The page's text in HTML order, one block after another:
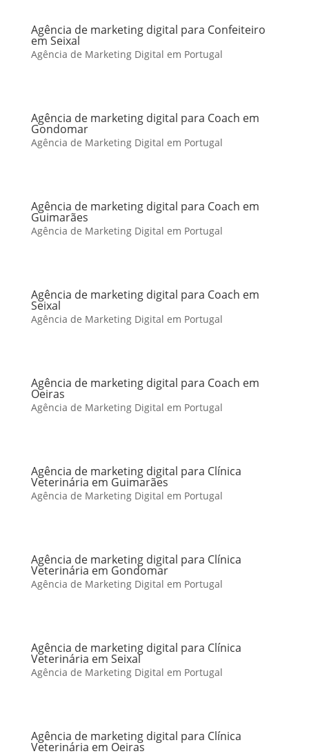
Agência de marketing digital para Confeiteiro
em Seixal
Agência de Marketing Digital em Portugal
Agência de marketing digital para Coach em
Gondomar
Agência de Marketing Digital em Portugal
Agência de marketing digital para Coach em
Guimarães
Agência de Marketing Digital em Portugal
Agência de marketing digital para Coach em
Seixal
Agência de Marketing Digital em Portugal
Agência de marketing digital para Coach em
Oeiras
Agência de Marketing Digital em Portugal
Agência de marketing digital para Clínica
Veterinária em Guimarães
Agência de Marketing Digital em Portugal
Agência de marketing digital para Clínica
Veterinária em Gondomar
Agência de Marketing Digital em Portugal
Agência de marketing digital para Clínica
Veterinária em Seixal
Agência de Marketing Digital em Portugal
Agência de marketing digital para Clínica
Veterinária em Oeiras